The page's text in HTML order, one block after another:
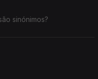
sinónimos?